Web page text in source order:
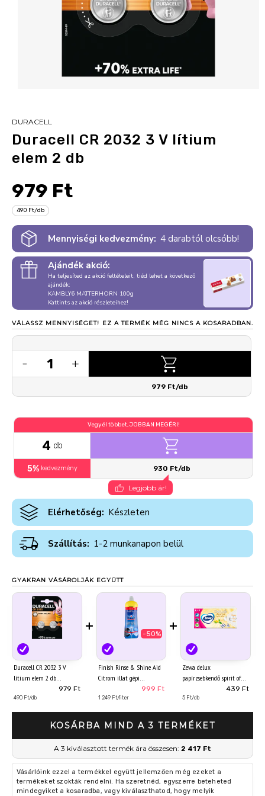
DURACELL
Duracell CR 2032 3 V lítium
elem 2 db
979 Ft
490 Ft/db
Mennyiségi kedvezmény: 4 darabtól olcsóbb!
Ajándék akció:
Ha teljesíted az akció feltételeit, tiéd lehet a következő
ajándék:
KAMBLY6 MATTERHORN 100g
Kattints az akció részleteihez!
VÁLASSZ MENNYISÉGET! EZ A TERMÉK MÉG NINCS A KOSARADBAN.
- 1 +
979 Ft/db
Vegyél többet, JOBBAN MEGÉRI!
4 db
5% kedvezmény 930 Ft/db
Legjobb ár!
Elérhetőség: Készleten
Szállítás: 1-2 munkanapon belül
GYAKRAN VÁSÁROLJÁK EGYÜTT
Duracell CR 2032 3 V
lítium elem 2 db
979 Ft
490 Ft/db
+
-50%
Finish Rinse & Shine Aid
Citrom illat gépi
999 Ft
1 249 Ft/liter
+
Zewa delux
papírzsebkendő spirit of
tea 3 rétegű 90 db439 Ft
5 Ft/db
KOSÁRBA MIND A 3 TERMÉKET
A 3 kiválasztott termék ára összesen: 2 417 Ft
Vásárlóink ezzel a termékkel együtt jellemzően még ezeket a
termékeket szokták rendelni. Ha szeretnéd, egyszerre beteheted
mindegyiket a kosaradba, vagy kiválaszthatod, hogy melyik